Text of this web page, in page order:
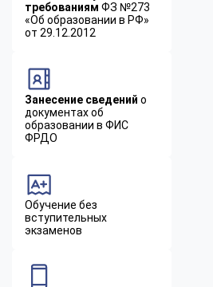
требованиям ФЗ №273
«Об образовании в РФ»
от 29.12.2012
Занесение сведений о
документах об
образовании в ФИС
ФРДО
Обучение без
вступительных
экзаменов